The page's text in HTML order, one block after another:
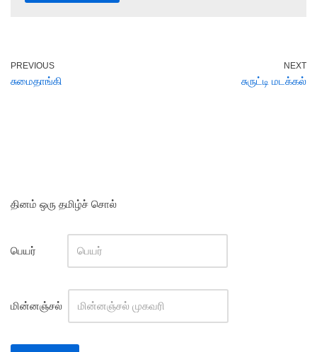
PREVIOUS
சுமைதாங்கி
NEXT
சுருட்டி மடக்கல்
தினம் ஒரு தமிழ்ச் சொல்
பெயர்
மின்னஞ்சல்